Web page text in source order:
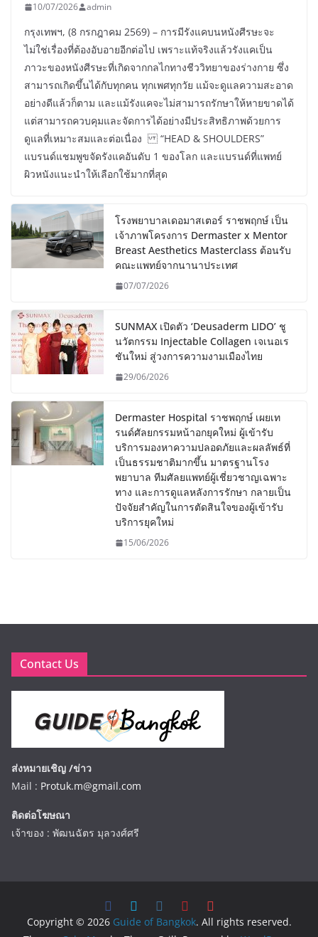
10/07/2026 admin
กรุงเทพฯ, (8 กรกฎาคม 2569) – การมีรังแคบนหนังศีรษะจะ
ไม่ใช่เรื่องที่ต้องอับอายอีกต่อไป เพราะแท้จริงแล้วรังแคเป็น
ภาวะของหนังศีรษะที่เกิดจากกลไกทางชีววิทยาของร่างกาย ซึ่ง
สามารถเกิดขึ้นได้กับทุกคน ทุกเพศทุกวัย แม้จะดูแลความสะอาด
อย่างดีแล้วก็ตาม และแม้รังแคจะไม่สามารถรักษาให้หายขาดได้
แต่สามารถควบคุมและจัดการได้อย่างมีประสิทธิภาพด้วยการ
ดูแลที่เหมาะสมและต่อเนื่อง “HEAD & SHOULDERS”
แบรนด์แชมพูขจัดรังแคอันดับ 1 ของโลก และแบรนด์ที่แพทย์
ผิวหนังแนะนำให้เลือกใช้มากที่สุด
โรงพยาบาลเดอมาสเตอร์ ราชพฤกษ์ เป็น
เจ้าภาพโครงการ Dermaster x Mentor
Breast Aesthetics Masterclass ต้อนรับ
คณะแพทย์จากนานาประเทศ
07/07/2026
SUNMAX เปิดตัว ‘Deusaderm LIDO’ ชู
นวัตกรรม Injectable Collagen เจเนอเร
ชันใหม่ สู่วงการความงามเมืองไทย
29/06/2026
Dermaster Hospital ราชพฤกษ์ เผยเท
รนด์ศัลยกรรมหน้าอกยุคใหม่ ผู้เข้ารับ
บริการมองหาความปลอดภัยและผลลัพธ์ที่
เป็นธรรมชาติมากขึ้น มาตรฐานโรง
พยาบาล ทีมศัลยแพทย์ผู้เชี่ยวชาญเฉพาะ
ทาง และการดูแลหลังการรักษา กลายเป็น
ปัจจัยสำคัญในการตัดสินใจของผู้เข้ารับ
บริการยุคใหม่
15/06/2026
Contact Us
ส่งหมายเชิญ /ข่าว
Mail : Protuk.m@gmail.com
ติดต่อโฆษณา
เจ้าของ : พัฒนฉัตร มุลวงศ์ศรี
Copyright © 2026 Guide of Bangkok. All rights reserved.